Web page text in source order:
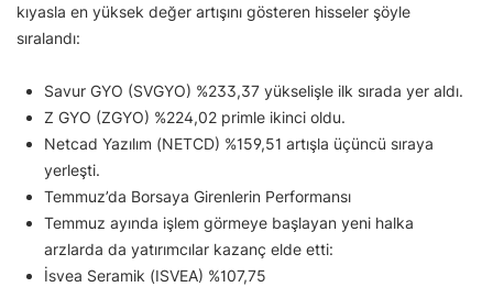
kıyasla en yüksek değer artışını gösteren hisseler şöyle
sıralandı:
Savur GYO (SVGYO) %233,37 yükselişle ilk sırada yer aldı.
Z GYO (ZGYO) %224,02 primle ikinci oldu.
Netcad Yazılım (NETCD) %159,51 artışla üçüncü sıraya
yerleşti.
Temmuz’da Borsaya Girenlerin Performansı
Temmuz ayında işlem görmeye başlayan yeni halka
arzlarda da yatırımcılar kazanç elde etti:
İsvea Seramik (ISVEA) %107,75